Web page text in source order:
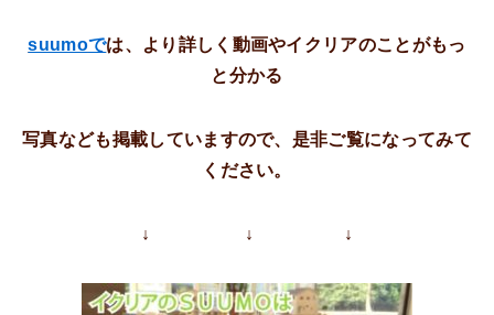
suumoでは、より詳しく動画やイクリアのことがもっ
と分かる
写真なども掲載していますので、是非ご覧になってみて
ください。
↓ ↓ ↓